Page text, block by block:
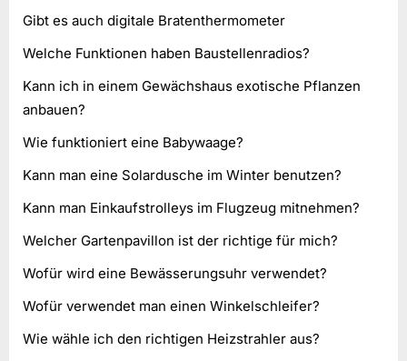
Gibt es auch digitale Bratenthermometer
Welche Funktionen haben Baustellenradios?
Kann ich in einem Gewächshaus exotische Pflanzen
anbauen?
Wie funktioniert eine Babywaage?
Kann man eine Solardusche im Winter benutzen?
Kann man Einkaufstrolleys im Flugzeug mitnehmen?
Welcher Gartenpavillon ist der richtige für mich?
Wofür wird eine Bewässerungsuhr verwendet?
Wofür verwendet man einen Winkelschleifer?
Wie wähle ich den richtigen Heizstrahler aus?